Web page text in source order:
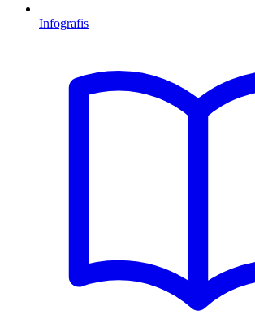
Infografis